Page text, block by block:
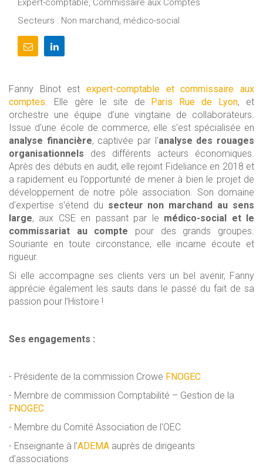
Expert-comptable, Commissaire aux Comptes
Secteurs : Non marchand, médico-social
Fanny Binot est expert-comptable et commissaire aux
comptes. Elle gère le site de Paris Rue de Lyon, et
orchestre une équipe d’une vingtaine de collaborateurs.
Issue d'une école de commerce, elle s'est spécialisée en
analyse financière, captivée par l'analyse des rouages
organisationnels des différents acteurs économiques.
Après des débuts en audit, elle rejoint Fideliance en 2018 et
a rapidement eu l’opportunité de mener à bien le projet de
développement de notre pôle association. Son domaine
d'expertise s'étend du secteur non marchand au sens
large, aux CSE en passant par le médico-social et le
commissariat au compte pour des grands groupes.
Souriante en toute circonstance, elle incarne écoute et
rigueur.
Si elle accompagne ses clients vers un bel avenir, Fanny
apprécie également les sauts dans le passé du fait de sa
passion pour l’Histoire !
Ses engagements :
- Présidente de la commission Crowe FNOGEC
- Membre de commission Comptabilité – Gestion de la
FNOGEC
- Membre du Comité Association de l'OEC
- Enseignante à l’ADEMA auprès de dirigeants
d’associations